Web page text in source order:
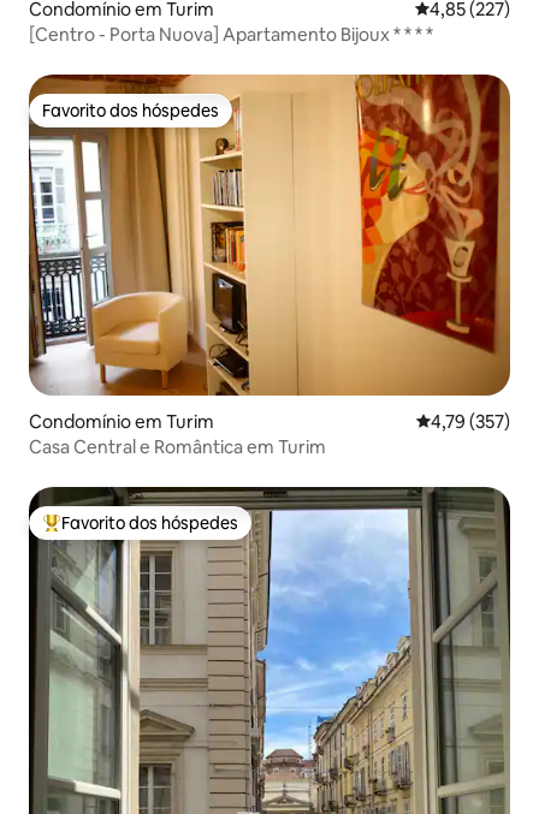
Condomínio em Turim Classificação
4,85 (227)
[Centro - Porta Nuova] Apartamento Bijoux * * * *
Favorito dos hóspedes
Favorito dos hóspedes
Condomínio em Turim Classificação
4,79 (357)
Casa Central e Romântica em Turim
Favoritos dos hóspedes mais apreciados
Favorito dos hóspedes